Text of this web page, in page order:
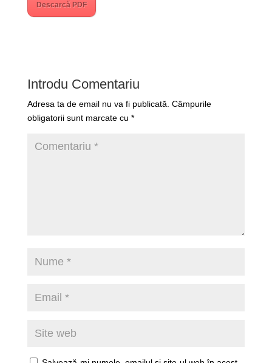
Descarcă PDF
Introdu Comentariu
Adresa ta de email nu va fi publicată. Câmpurile
obligatorii sunt marcate cu *